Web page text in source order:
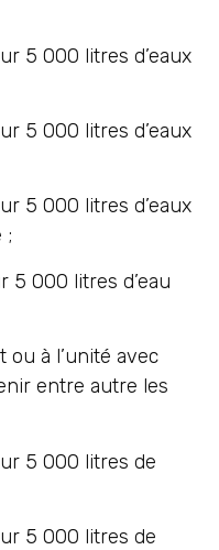
5 000 litres d’eaux
5 000 litres d’eaux
5 000 litres d’eaux
;
000 litres d’eau
à l’unité avec
entre autre les
5 000 litres de
5 000 litres de